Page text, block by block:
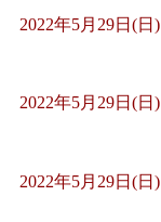
2022年5月29日(日)
2022年5月29日(日)
2022年5月29日(日)